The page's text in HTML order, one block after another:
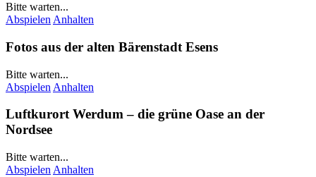
Bitte warten...
Abspielen Anhalten
Fotos aus der alten Bärenstadt Esens
Bitte warten...
Abspielen Anhalten
LuftkurortWerdum– die grüne Oase an der
Nordsee
Bitte warten...
Abspielen Anhalten